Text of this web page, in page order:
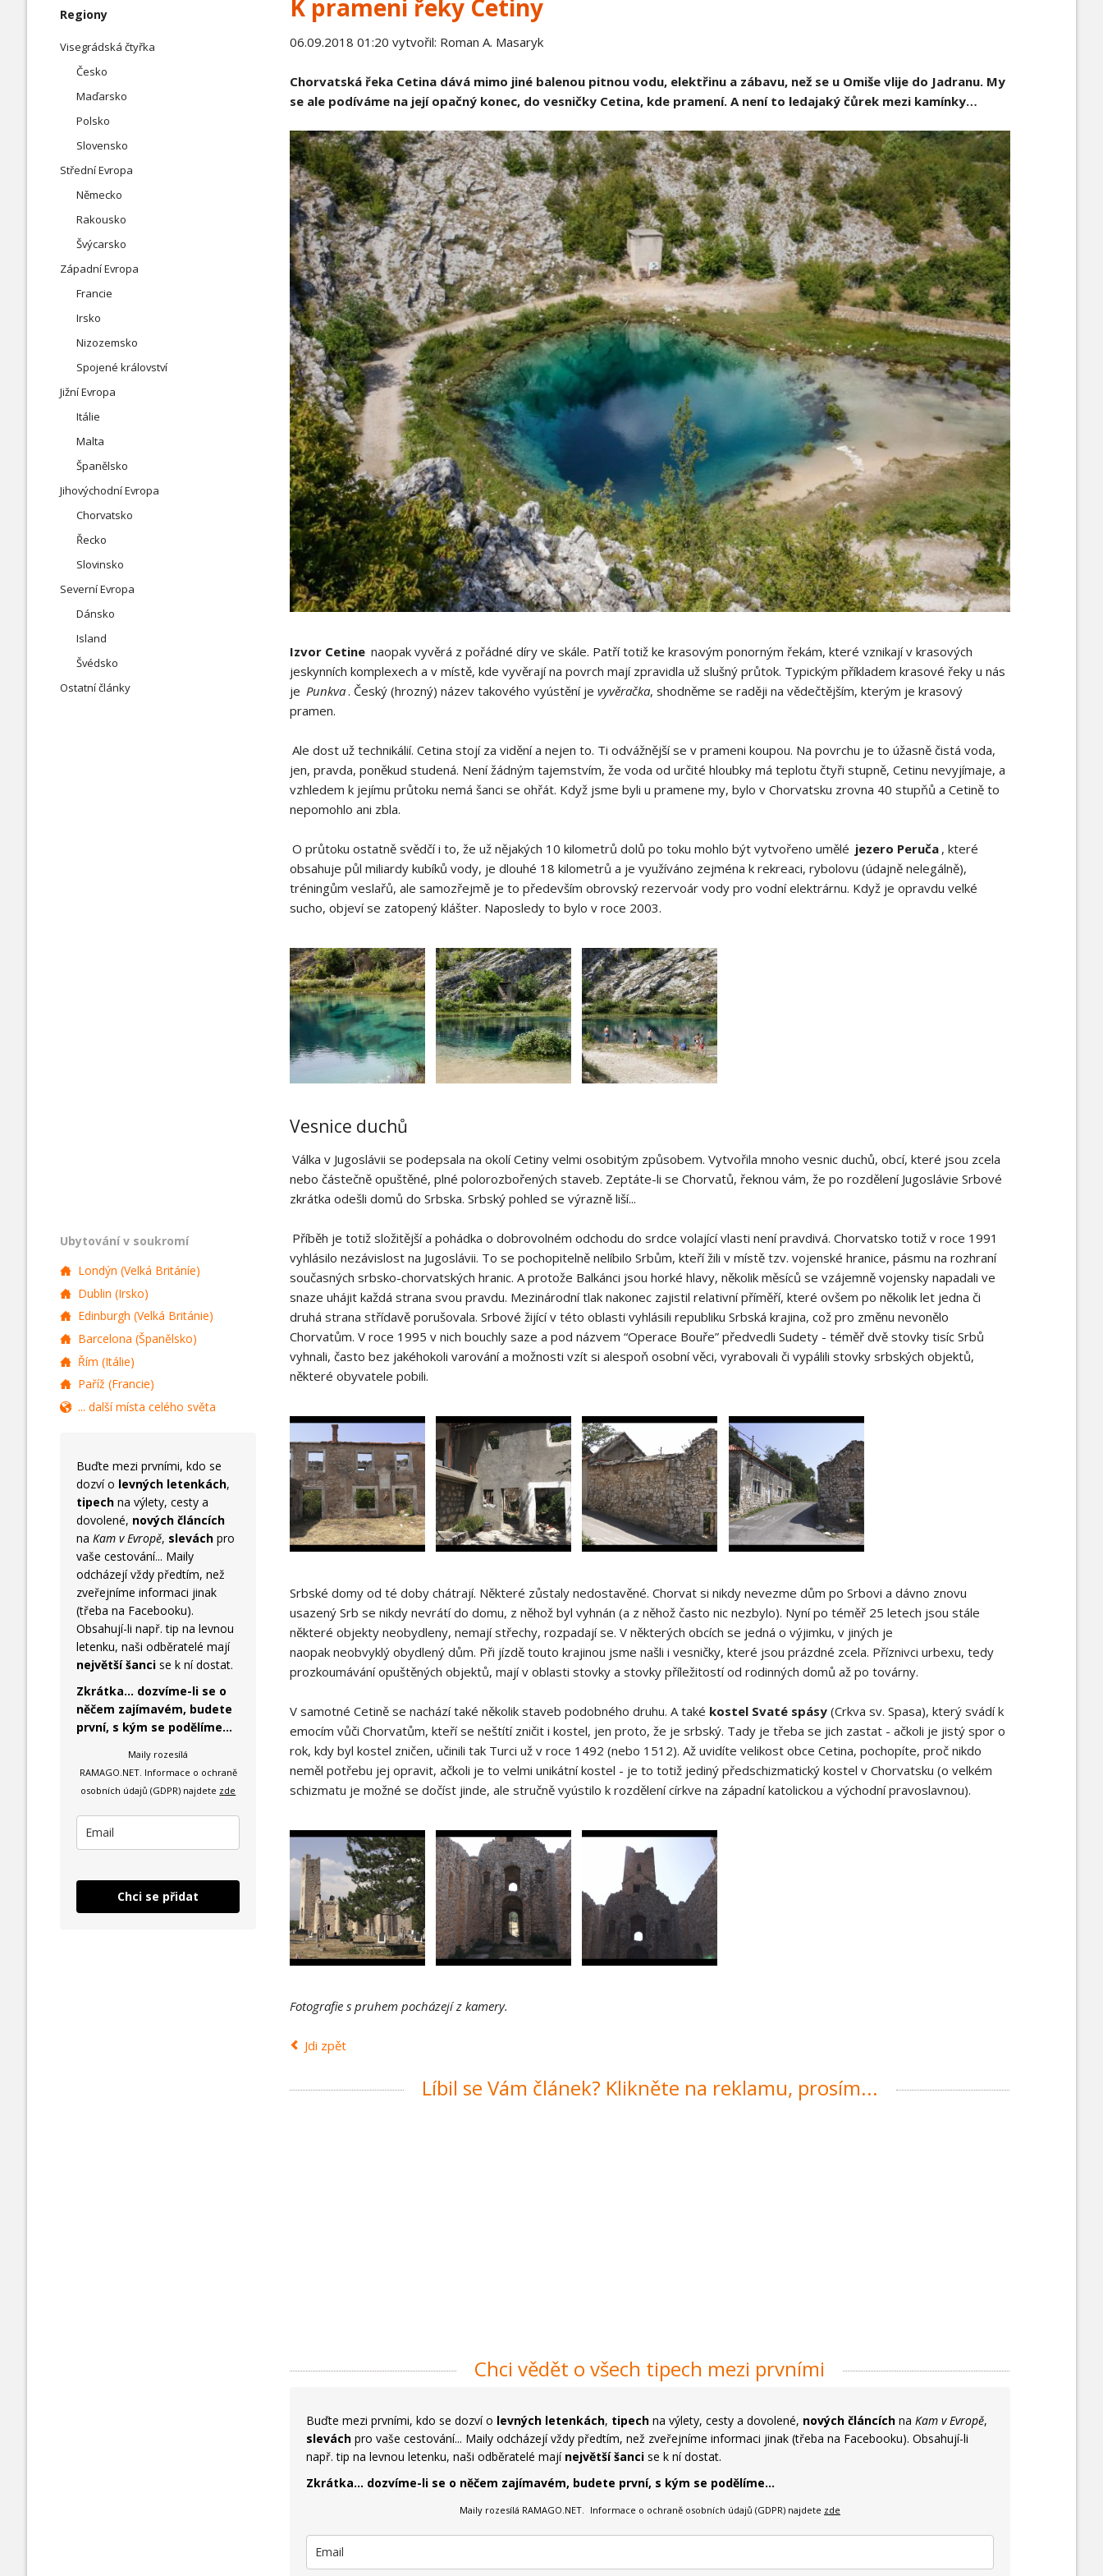
Jihovýchodní Evropa
Chorvatsko
Severní Evropa
Dánsko
Island
Švédsko
Ostatní články
K prameni řeky Cetiny
06.09.2018 01:20 vytvořil: Roman A. Masaryk
Chorvatská řeka Cetina dává mimo jiné balenou pitnou vodu, elektřinu a zábavu, než se u Omiše vlije do Jadranu. My
se ale podíváme na její opačný konec, do vesničky Cetina, kde pramení. A není to ledajaký čůrek mezi kamínky…
Izvor Cetine naopak vyvěrá z pořádné díry ve skále. Patří totiž ke krasovým ponorným řekám, které vznikají v krasových
jeskynních komplexech a v místě, kde vyvěrají na povrch mají zpravidla už slušný průtok. Typickým příkladem krasové řeky u nás
je Punkva . Český (hrozný) název takového vyústění je vyvěračka, shodněme se raději na vědečtějším, kterým je krasový
pramen.
Ale dost už technikálií. Cetina stojí za vidění a nejen to. Ti odvážnější se v prameni koupou. Na povrchu je to úžasně čistá voda,
jen, pravda, poněkud studená. Není žádným tajemstvím, že voda od určité hloubky má teplotu čtyři stupně, Cetinu nevyjímaje, a
vzhledem k jejímu průtoku nemá šanci se ohřát. Když jsme byli u pramene my, bylo v Chorvatsku zrovna 40 stupňů a Cetině to
nepomohlo ani zbla.
O průtoku ostatně svědčí i to, že už nějakých 10 kilometrů dolů po toku mohlo být vytvořeno umělé jezero Peruča , které
obsahuje půl miliardy kubíků vody, je dlouhé 18 kilometrů a je využíváno zejména k rekreaci, rybolovu (údajně nelegálně),
tréningům veslařů, ale samozřejmě je to především obrovský rezervoár vody pro vodní elektrárnu. Když je opravdu velké
sucho, objeví se zatopený klášter. Naposledy to bylo v roce 2003.
Vesnice duchů
Válka v Jugoslávii se podepsala na okolí Cetiny velmi osobitým způsobem. Vytvořila mnoho vesnic duchů, obcí, které jsou zcela
nebo částečně opuštěné, plné polorozbořených staveb. Zeptáte-li se Chorvatů, řeknou vám, že po rozdělení Jugoslávie Srbové
zkrátka odešli domů do Srbska. Srbský pohled se výrazně liší...
Příběh je totiž složitější a pohádka o dobrovolném odchodu do srdce volající vlasti není pravdivá. Chorvatsko totiž v roce 1991
vyhlásilo nezávislost na Jugoslávii. To se pochopitelně nelíbilo Srbům, kteří žili v místě tzv. vojenské hranice, pásmu na rozhraní
současných srbsko-chorvatských hranic. A protože Balkánci jsou horké hlavy, několik měsíců se vzájemně vojensky napadali ve
snaze uhájit každá strana svou pravdu. Mezinárodní tlak nakonec zajistil relativní příměří, které ovšem po několik let jedna či
druhá strana střídavě porušovala. Srbové žijící v této oblasti vyhlásili republiku Srbská krajina, což pro změnu nevonělo
Chorvatům. V roce 1995 v nich bouchly saze a pod názvem “Operace Bouře” předvedli Sudety - téměř dvě stovky tisíc Srbů
vyhnali, často bez jakéhokoli varování a možnosti vzít si alespoň osobní věci, vyrabovali či vypálili stovky srbských objektů,
některé obyvatele pobili.
Srbské domy od té doby chátrají. Některé zůstaly nedostavěné. Chorvat si nikdy nevezme dům po Srbovi a dávno znovu
usazený Srb se nikdy nevrátí do domu, z něhož byl vyhnán (a z něhož často nic nezbylo). Nyní po téměř 25 letech jsou stále
některé objekty neobydleny, nemají střechy, rozpadají se. V některých obcích se jedná o výjimku, v jiných je
naopak neobvyklý obydlený dům. Při jízdě touto krajinou jsme našli i vesničky, které jsou prázdné zcela. Příznivci urbexu, tedy
prozkoumávání opuštěných objektů, mají v oblasti stovky a stovky příležitostí od rodinných domů až po továrny.
V samotné Cetině se nachází také několik staveb podobného druhu. A také kostel Svaté spásy(Crkva sv. Spasa), který svádí k
emocím vůči Chorvatům, kteří se neštítí zničit i kostel, jen proto, že je srbský. Tady je třeba se jich zastat - ačkoli je jistý spor o
rok, kdy byl kostel zničen, učinili tak Turci už v roce 1492 (nebo 1512). Až uvidíte velikost obce Cetina, pochopíte, proč nikdo
neměl potřebu jej opravit, ačkoli je to velmi unikátní kostel - je to totiž jediný předschizmatický kostel v Chorvatsku (o velkém
schizmatu je možné se dočíst jinde, ale stručně vyústilo k rozdělení církve na západní katolickou a východní pravoslavnou).
Fotografie s pruhem pocházejí z kamery.
Jdi zpět
Líbil se Vám článek? Klikněte na reklamu, prosím...
Chci vědět o všech tipech mezi prvními
Buďte mezi prvními, kdo se dozví o levných letenkách, tipechna výlety, cesty a dovolené, nových článcíchna Kam v Evropě,
sleváchpro vaše cestování... Maily odcházejí vždy předtím, než zveřejníme informaci jinak (třeba na Facebooku). Obsahují-li
např. tip na levnou letenku, naši odběratelé mají největší šancise k ní dostat.
Zkrátka... dozvíme-li se o něčem zajímavém, budete první, s kým se podělíme...
Maily rozesílá RAMAGO.NET. Informace o ochraně osobních údajů (GDPR) najdete zde
Přeskočit
Regiony
Visegrádská čtyřka
Česko
Maďarsko
Polsko
Slovensko
Střední Evropa
Německo
Rakousko
Švýcarsko
Západní Evropa
Francie
Irsko
Nizozemsko
Spojené království
Jižní Evropa
Itálie
Malta
Španělsko
Jihovýchodní Evropa
Chorvatsko
Řecko
Slovinsko
Severní Evropa
Dánsko
Island
Švédsko
Ostatní články
Ubytování v soukromí
Londýn (Velká Británíe)
Dublin (Irsko)
Edinburgh (Velká Británie)
Barcelona (Španělsko)
Řím (Itálie)
Paříž (Francie)
... další místa celého světa
Buďte mezi prvními, kdo se
dozví o levných letenkách,
tipech na výlety, cesty a
dovolené, nových článcích
naKam v Evropě, slevách pro
vaše cestování... Maily
odcházejí vždy předtím, než
zveřejníme informaci jinak
(třeba na Facebooku).
Obsahují-li např. tip na levnou
letenku, naši odběratelé mají
největší šanci se k ní dostat.
Zkrátka... dozvíme-li se o
něčem zajímavém, budete
první, s kým se podělíme...
Maily rozesílá
RAMAGO.NET. Informace o ochraně
osobních údajů (GDPR) najdete zde
Chci se přidat